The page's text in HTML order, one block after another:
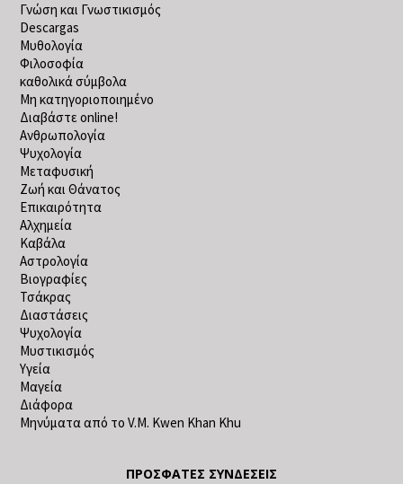
Γνώση και Γνωστικισμός
Descargas
Μυθολογία
Φιλοσοφία
καθολικά σύμβολα
Μη κατηγοριοποιημένο
Διαβάστε online!
Ανθρωπολογία
Ψυχολογία
Μεταφυσική
Ζωή και Θάνατος
Επικαιρότητα
Αλχημεία
Καβάλα
Αστρολογία
Βιογραφίες
Τσάκρας
Διαστάσεις
Ψυχολογία
Μυστικισμός
Υγεία
Μαγεία
Διάφορα
Μηνύματα από το V.M. Kwen Khan Khu
ΠΡΌΣΦΑΤΕΣ ΣΥΝΔΈΣΕΙΣ